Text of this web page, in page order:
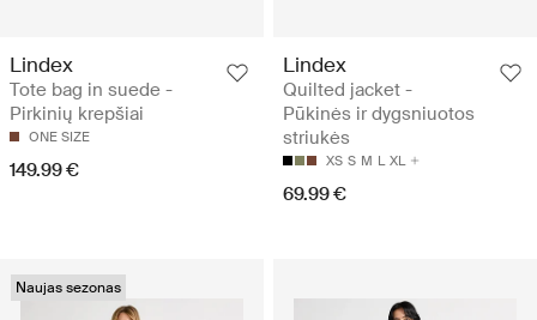
Lindex
Tote bag in suede -
Pirkinių krepšiai
ONE SIZE
149.99 €
Lindex
Quilted jacket -
Pūkinės ir dygsniuotos
striukės
XS S M L XL
69.99 €
Naujas sezonas